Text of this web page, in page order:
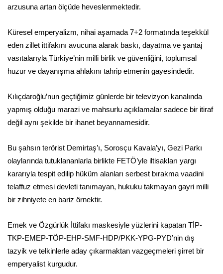
arzusuna artan ölçüde heveslenmektedir.
Küresel emperyalizm, nihai aşamada 7+2 formatında teşekkül
eden zillet ittifakını avucuna alarak baskı, dayatma ve şantaj
vasıtalarıyla Türkiye’nin milli birlik ve güvenliğini, toplumsal
huzur ve dayanışma ahlakını tahrip etmenin gayesindedir.
Kılıçdaroğlu’nun geçtiğimiz günlerde bir televizyon kanalında
yapmış olduğu marazi ve mahsurlu açıklamalar sadece bir itiraf
değil aynı şekilde bir ihanet beyannamesidir.
Bu şahsın terörist Demirtaş’ı, Sorosçu Kavala’yı, Gezi Parkı
olaylarında tutuklananlarla birlikte FETÖ’yle iltisakları yargı
kararıyla tespit edilip hüküm alanları serbest bırakma vaadini
telaffuz etmesi devleti tanımayan, hukuku takmayan gayri milli
bir zihniyete en bariz örnektir.
Emek ve Özgürlük İttifakı maskesiyle yüzlerini kapatan TİP-
TKP-EMEP-TÖP-EHP-SMF-HDP/PKK-YPG-PYD’nin dış
tazyik ve telkinlerle aday çıkarmaktan vazgeçmeleri şirret bir
emperyalist kurgudur.